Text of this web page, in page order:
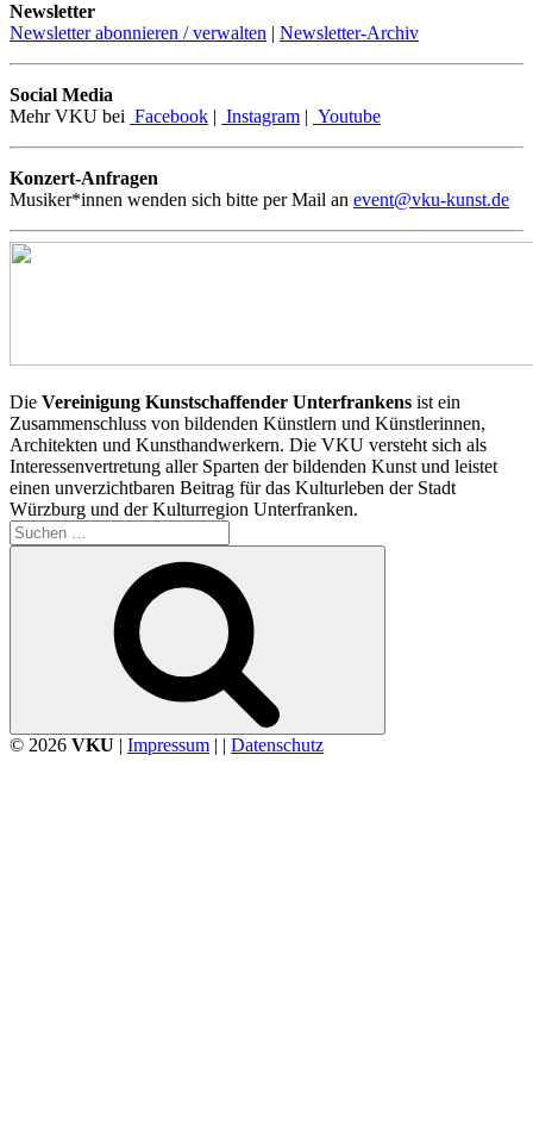
Newsletter
Newsletter abonnieren / verwalten | Newsletter-Archiv
Social Media
Mehr VKU bei Facebook | Instagram | Youtube
Konzert-Anfragen
Musiker*innen wenden sich bitte per Mail an event@vku-kunst.de
Die Vereinigung Kunstschaffender Unterfrankens ist ein
Zusammenschluss von bildenden Künstlern und Künstlerinnen,
Architekten und Kunsthandwerkern. Die VKU versteht sich als
Interessenvertretung aller Sparten der bildenden Kunst und leistet
einen unverzichtbaren Beitrag für das Kulturleben der Stadt
Würzburg und der Kulturregion Unterfranken.
Suchen
nach:
© 2026 VKU | Impressum | | Datenschutz